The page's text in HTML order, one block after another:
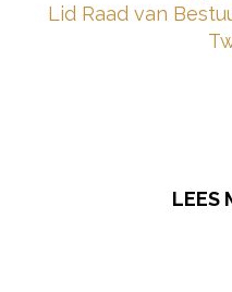
Lid Raad van
LEES